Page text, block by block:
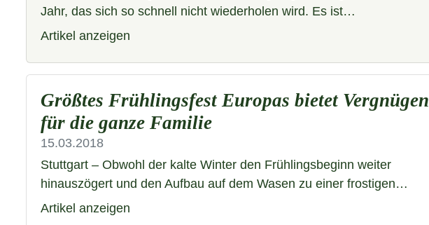
Jahr, das sich so schnell nicht wiederholen wird. Es ist…
Artikel anzeigen
Größtes Frühlingsfest Europas bietet Vergnügen
für die ganze Familie
15.03.2018
Stuttgart – Obwohl der kalte Winter den Frühlingsbeginn weiter
hinauszögert und den Aufbau auf dem Wasen zu einer frostigen…
Artikel anzeigen